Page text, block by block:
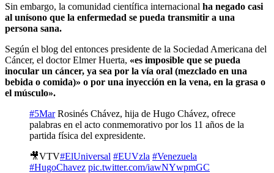
Sin embargo, la comunidad científica internacional ha negado casi
al unísono que la enfermedad se pueda transmitir a una
persona sana.
Según el blog del entonces presidente de la Sociedad Americana del
Cáncer, el doctor Elmer Huerta, «es imposible que se pueda
inocular un cáncer, ya sea por la vía oral (mezclado en una
bebida o comida)» o por una inyección en la vena, en la grasa o
el músculo».
#5MarRosinés Chávez, hija de Hugo Chávez, ofrece
palabras en el acto conmemorativo por los 11 años de la
partida física del expresidente.
🎥VTV#ElUniversal #EUVzla #Venezuela
#HugoChavez pic.twitter.com/iawNYwpmGC